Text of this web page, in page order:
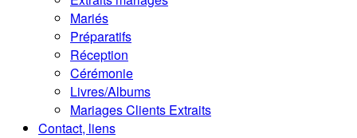
Mariés
Préparatifs
Réception
Cérémonie
Livres/Albums
Mariages Clients Extraits
Contact, liens